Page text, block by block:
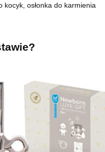
kocyk, osłonka do karmienia